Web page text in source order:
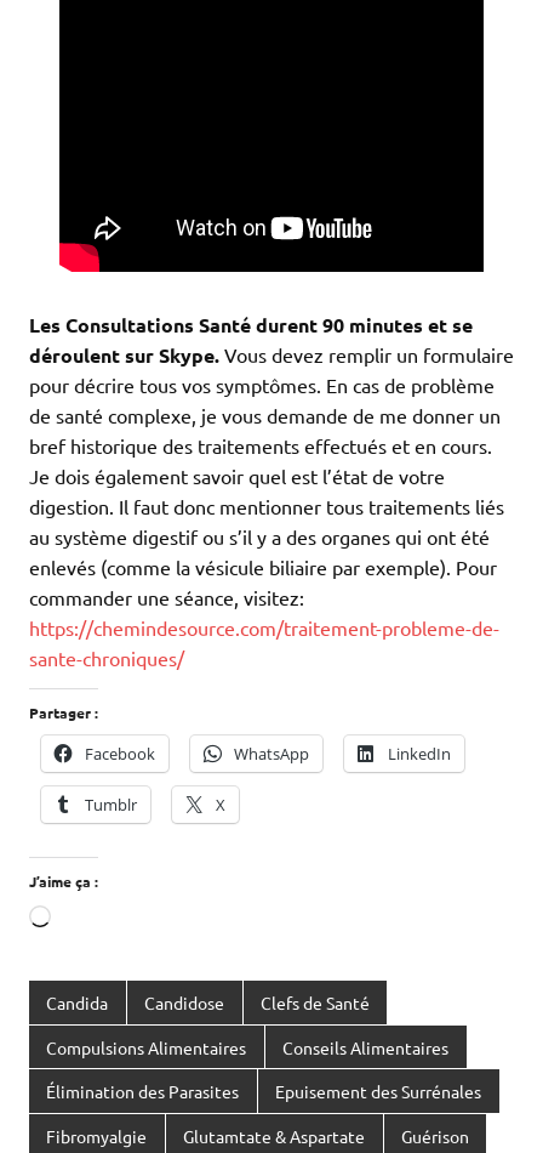
Les Consultations Santé durent 90 minutes et se
déroulent sur Skype. Vous devez remplir un formulaire
pour décrire tous vos symptômes. En cas de problème
de santé complexe, je vous demande de me donner un
bref historique des traitements effectués et en cours.
Je dois également savoir quel est l’état de votre
digestion. Il faut donc mentionner tous traitements liés
au système digestif ou s’il y a des organes qui ont été
enlevés (comme la vésicule biliaire par exemple). Pour
commander une séance, visitez:
https://chemindesource.com/traitement-probleme-de-
sante-chroniques/
Partager :
Facebook WhatsApp LinkedIn
Tumblr X
J’aime ça :
Chargement…
Candida Candidose Clefs de Santé
Compulsions Alimentaires Conseils Alimentaires
Élimination des Parasites Epuisement des Surrénales
Fibromyalgie Glutamtate & Aspartate Guérison